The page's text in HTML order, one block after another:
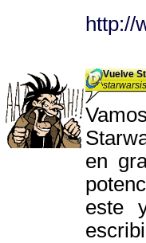
http://
Vuelve
en
este